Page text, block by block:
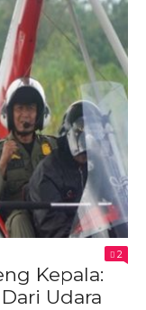
2
Kepala:
Udara